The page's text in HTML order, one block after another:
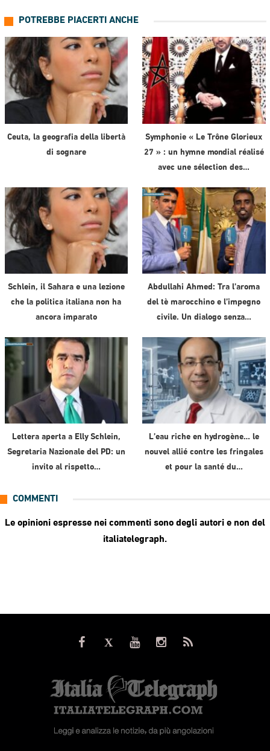
POTREBBE PIACERTI ANCHE
Ceuta, la geografia della libertà
di sognare
Symphonie « Le Trône Glorieux
27 » : un hymne mondial réalisé
avec une sélection des…
Schlein, il Sahara e una lezione
che la politica italiana non ha
ancora imparato
Abdullahi Ahmed: Tra l’aroma
del tè marocchino e l’impegno
civile. Un dialogo senza…
Lettera aperta a Elly Schlein,
Segretaria Nazionale del PD: un
invito al rispetto…
L’eau riche en hydrogène… le
nouvel allié contre les fringales
et pour la santé du…
COMMENTI
Le opinioni espresse nei commenti sono degli autori e non del
italiatelegraph.